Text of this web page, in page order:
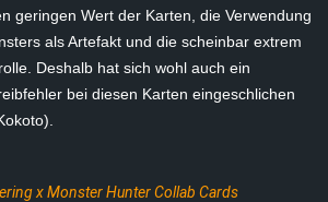
geringen Wert der Karten, die Verwendung
als Artefakt und die scheinbar extrem
Deshalb hat sich wohl auch ein
bei diesen Karten eingeschlichen
).
x Monster Hunter Collab Cards